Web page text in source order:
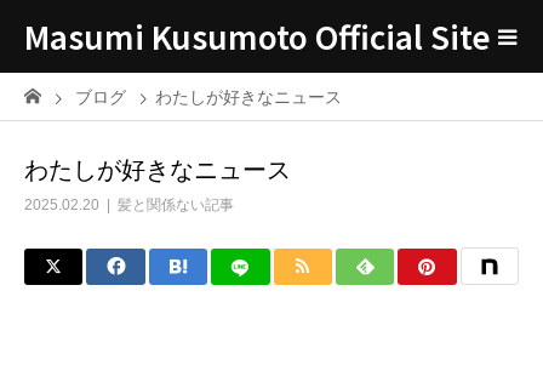
Masumi Kusumoto Official Site
ブログ わたしが好きなニュース
わたしが好きなニュース
2025.02.20 髪と関係ない記事